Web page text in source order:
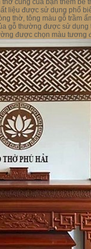
cúng của bạn thêm bề
liệu được sử dụng phổ
thờ, tông màu gỗ trầm
gỗ thường được sử
được chọn màu tương